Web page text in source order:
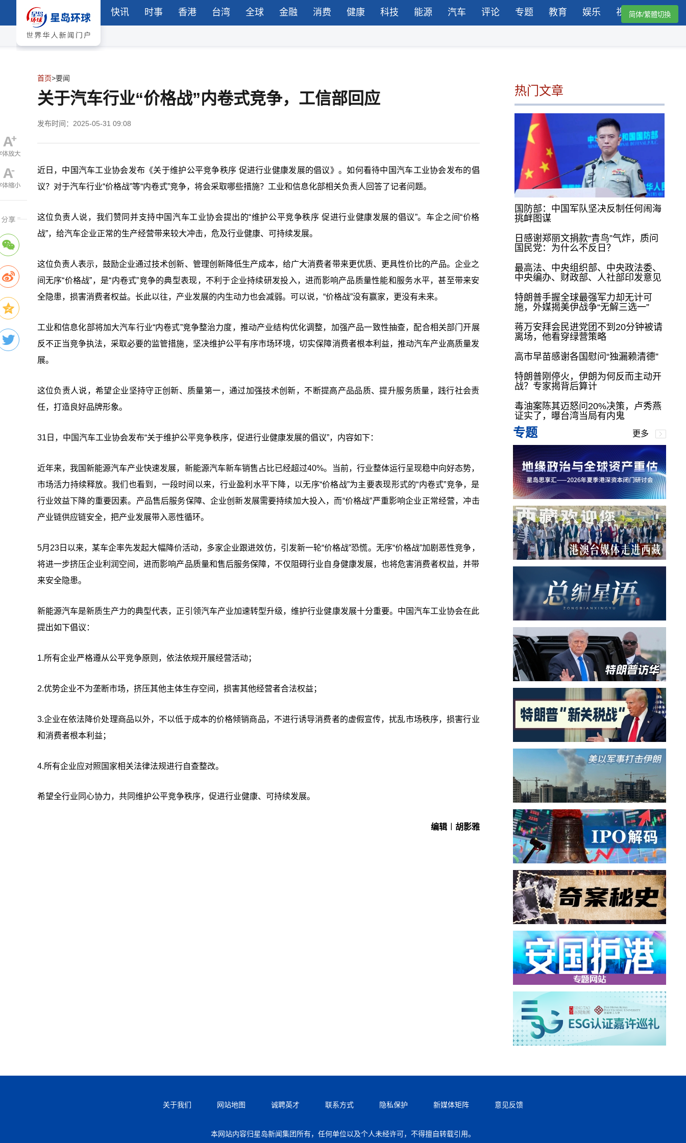
快讯 时事 香港 台湾 全球 金融 消费 健康 科技 能源 汽车 评论 专题 教育 娱乐 视频简体/繁體切換
首页>要闻
关于汽车行业“价格战”内卷式竞争，工信部回应
发布时间：2025-05-31 09:08
近日，中国汽车工业协会发布《关于维护公平竞争秩序 促进行业健康发展的倡议》。如何看待中国汽车工业协会发布的倡
议？对于汽车行业“价格战”等“内卷式”竞争，将会采取哪些措施？工业和信息化部相关负责人回答了记者问题。
这位负责人说，我们赞同并支持中国汽车工业协会提出的“维护公平竞争秩序 促进行业健康发展的倡议”。车企之间“价格
战”，给汽车企业正常的生产经营带来较大冲击，危及行业健康、可持续发展。
这位负责人表示，鼓励企业通过技术创新、管理创新降低生产成本，给广大消费者带来更优质、更具性价比的产品。企业之
间无序“价格战”，是“内卷式”竞争的典型表现，不利于企业持续研发投入，进而影响产品质量性能和服务水平，甚至带来安
全隐患，损害消费者权益。长此以往，产业发展的内生动力也会减弱。可以说，“价格战”没有赢家，更没有未来。
工业和信息化部将加大汽车行业“内卷式”竞争整治力度，推动产业结构优化调整，加强产品一致性抽查，配合相关部门开展
反不正当竞争执法，采取必要的监管措施，坚决维护公平有序市场环境，切实保障消费者根本利益，推动汽车产业高质量发
展。
这位负责人说，希望企业坚持守正创新、质量第一，通过加强技术创新，不断提高产品品质、提升服务质量，践行社会责
任，打造良好品牌形象。
31日，中国汽车工业协会发布“关于维护公平竞争秩序，促进行业健康发展的倡议”，内容如下：
近年来，我国新能源汽车产业快速发展，新能源汽车新车销售占比已经超过40%。当前，行业整体运行呈现稳中向好态势，
市场活力持续释放。我们也看到，一段时间以来，行业盈利水平下降，以无序“价格战”为主要表现形式的“内卷式”竞争，是
行业效益下降的重要因素。产品售后服务保障、企业创新发展需要持续加大投入，而“价格战”严重影响企业正常经营，冲击
产业链供应链安全，把产业发展带入恶性循环。
5月23日以来，某车企率先发起大幅降价活动，多家企业跟进效仿，引发新一轮“价格战”恐慌。 无序“价格战”加剧恶性竞争，
将进一步挤压企业利润空间，进而影响产品质量和售后服务保障，不仅阻碍行业自身健康发展，也将危害消费者权益，并带
来安全隐患。
新能源汽车是新质生产力的典型代表，正引领汽车产业加速转型升级，维护行业健康发展十分重要。中国汽车工业协会在此
提出如下倡议：
1.所有企业严格遵从公平竞争原则，依法依规开展经营活动；
2.优势企业不为垄断市场，挤压其他主体生存空间，损害其他经营者合法权益；
3.企业在依法降价处理商品以外，不以低于成本的价格倾销商品，不进行诱导消费者的虚假宣传，扰乱市场秩序，损害行业
和消费者根本利益；
4.所有企业应对照国家相关法律法规进行自查整改。
希望全行业同心协力，共同维护公平竞争秩序，促进行业健康、可持续发展。
编辑︱胡影雅
热门文章
国防部：中国军队坚决反制任何闹海
挑衅图谋
日感谢郑丽文捐款“青鸟”气炸，质问
国民党：为什么不反日？
最高法、中央组织部、中央政法委、
中央编办、财政部、人社部印发意见
特朗普手握全球最强军力却无计可
施，外媒揭美伊战争“无解三选一”
蒋万安拜会民进党团不到20分钟被请
离场，他看穿绿营策略
高市早苗感谢各国慰问“独漏赖清德”
特朗普刚停火，伊朗为何反而主动开
战？专家揭背后算计
毒油案陈其迈怒问20%决策，卢秀燕
证实了，曝台湾当局有内鬼
专题 更多
关于我们 网站地图 诚聘英才 联系方式 隐私保护 新媒体矩阵 意见反馈
本网站内容归星岛新闻集团所有，任何单位以及个人未经许可，不得擅自转载引用。